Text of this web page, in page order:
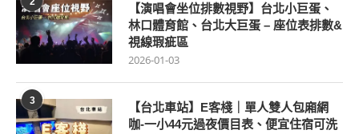
【演唱會坐位排數視野】台北小巨蛋、
林口體育館、台北大巨蛋 – 座位表排數&
視線瑕疵區
2026-01-03
3
【台北車站】E客棧｜單人雙人包廂網
咖-一小44元過夜價目表、便宜住宿可洗